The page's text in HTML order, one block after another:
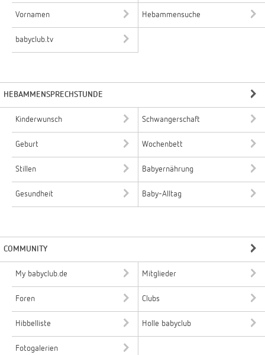
Vornamen Hebammensuche
babyclub.tv
HEBAMMENSPRECHSTUNDE
Kinderwunsch Schwangerschaft
Geburt Wochenbett
Stillen Babyernährung
Gesundheit Baby-Alltag
COMMUNITY
My babyclub.de Mitglieder
Foren Clubs
Hibbelliste Holle babyclub
Fotogalerien